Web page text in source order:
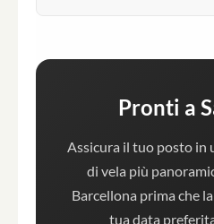
Pronti a
Assicura il tuo posto in
di vela più
Barcellona prima che
tua data